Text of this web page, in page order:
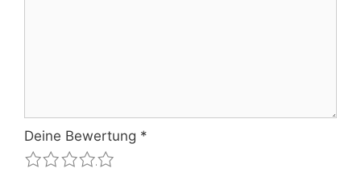
Deine Bewertung *
4
3
2
1